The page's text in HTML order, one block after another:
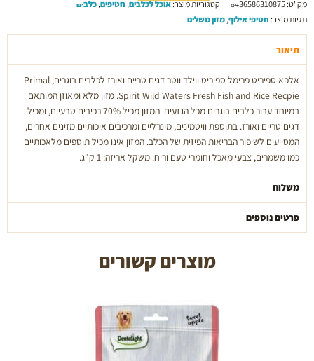
אלפא
ספירט
-
ודגים
1
ק"ג
מק"ט:8436586310875 קטגוריות מוצר:אוכל לכלבים, חטיפים,כלבים
תגיות מוצר: חטיפי אילוף,מזון משלים
תיאור
אלפא ספיריט פרימל ספיריט ווילד ווטר דגים טריים ואורז לכלבים בוגרים, Primal
Spirit Wild Waters Fresh Fish and Rice Recpie. מזון מלא ומאוזן המותאם
במיוחד עבור כלבים בוגרים מכל הגזעים. המזון מכיל 70% רכיבים טבעיים, ומכיל
דגים טריים ואורז. בתוספת וויטמינים, מינרליים ומרכיבים איכותיים מזינים אחרים,
המסייעים לשיפור הבריאות הפיזית של הכלב. המזון אינו מכיל תוספים מלאכותיים
כמו משמרים, צבעי מאכל וחומרי טעם וריח. משקל אריזה: 1 ק"ג.
משלוח
פרטים נוספים
מוצרים קשורים